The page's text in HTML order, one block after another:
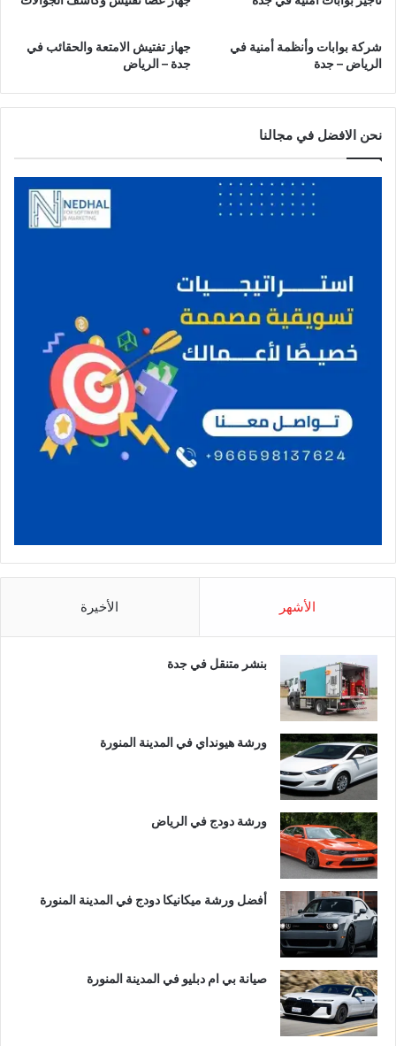
شركة بوابات وأنظمة أمنية في
الرياض – جدة
جهاز تفتيش الامتعة والحقائب في
جدة – الرياض
نحن الافضل في مجالنا
الأشهر الأخيرة
بنشر متنقل في جدة
ورشة هيونداي في المدينة المنورة
ورشة دودج في الرياض
أفضل ورشة ميكانيكا دودج في المدينة المنورة
صيانة بي ام دبليو في المدينة المنورة